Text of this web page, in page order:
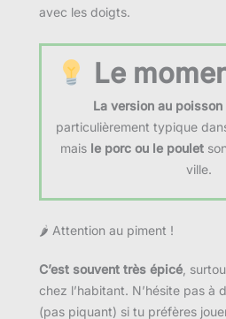
avec les doigts.
Le
La version au poisson
particulièrement typique
mais le porc ou le poulet
ville.
🌶 Attention au piment !
C’est souvent très épicé ,
chez l’habitant. N’hésite pas à
(pas piquant) si tu préfères